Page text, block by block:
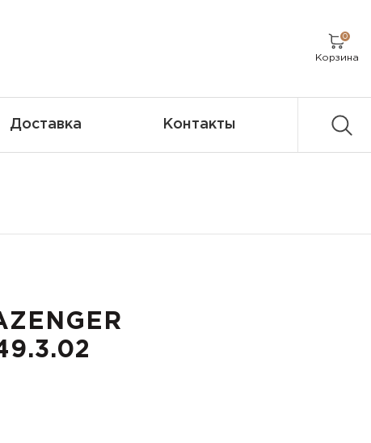
0
Корзина
Доставка Контакты